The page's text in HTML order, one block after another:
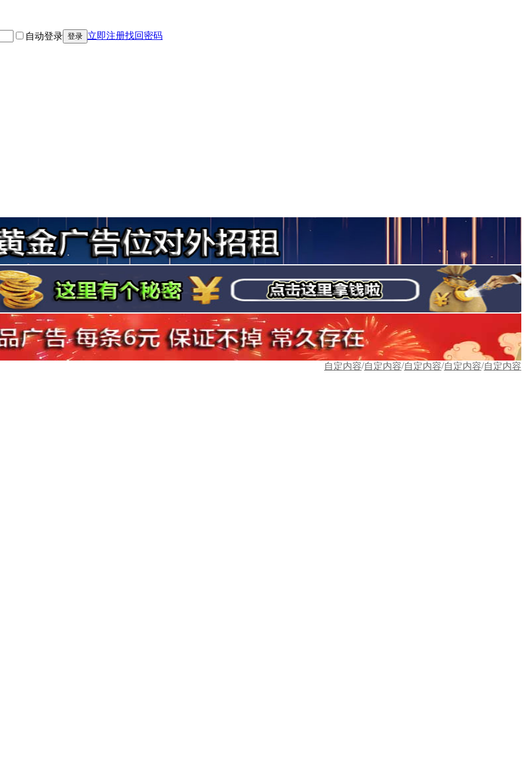
自动登录 登录 立即注册找回密码
自定内容
/
自定内容
/
自定内容
/
自定内容
/
自定内容